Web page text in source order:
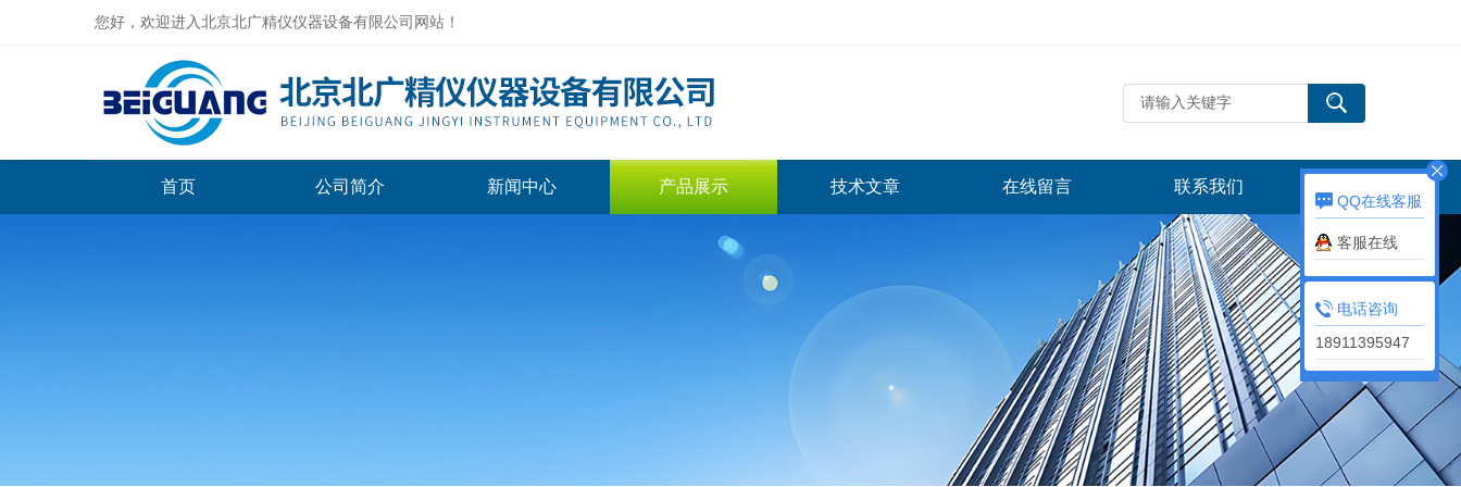
您好，欢迎进入北京北广精仪仪器设备有限公司网站！
首页 公司简介 新闻中心 产品展示 技术文章 在线留言 联系我们
QQ在线客服
客服在线
电话咨询
18911395947